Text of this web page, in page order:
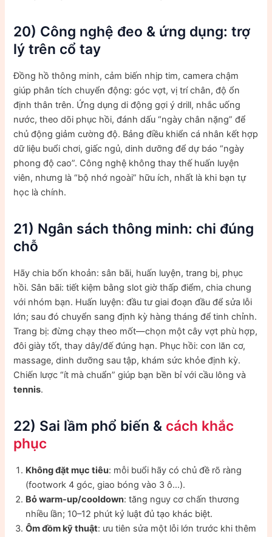
20) Công nghệ đeo & ứng dụng: trợ
lý trên cổ tay
Đồng hồ thông minh, cảm biến nhịp tim, camera chậm
giúp phân tích chuyển động: góc vợt, vị trí chân, độ ổn
định thân trên. Ứng dụng di động gợi ý drill, nhắc uống
nước, theo dõi phục hồi, đánh dấu “ngày chân nặng” để
chủ động giảm cường độ. Bảng điều khiển cá nhân kết hợp
dữ liệu buổi chơi, giấc ngủ, dinh dưỡng để dự báo “ngày
phong độ cao”. Công nghệ không thay thế huấn luyện
viên, nhưng là “bộ nhớ ngoài” hữu ích, nhất là khi bạn tự
học là chính.
21) Ngân sách thông minh: chi đúng
chỗ
Hãy chia bốn khoản: sân bãi, huấn luyện, trang bị, phục
hồi. Sân bãi: tiết kiệm bằng slot giờ thấp điểm, chia chung
với nhóm bạn. Huấn luyện: đầu tư giai đoạn đầu để sửa lỗi
lớn; sau đó chuyển sang định kỳ hàng tháng để tinh chỉnh.
Trang bị: đừng chạy theo mốt—chọn một cây vợt phù hợp,
đôi giày tốt, thay dây/đế đúng hạn. Phục hồi: con lăn cơ,
massage, dinh dưỡng sau tập, khám sức khỏe định kỳ.
Chiến lược “ít mà chuẩn” giúp bạn bền bỉ với cầu lông và
tennis.
22) Sai lầm phổ biến & cách khắc
phục
Không đặt mục tiêu: mỗi buổi hãy có chủ đề rõ ràng
(footwork 4 góc, giao bóng vào 3 ô…).
Bỏ warm-up/cooldown: tăng nguy cơ chấn thương
nhiều lần; 10–12 phút kỷ luật đủ tạo khác biệt.
Ôm đồm kỹ thuật: ưu tiên sửa một lỗi lớn trước khi thêm